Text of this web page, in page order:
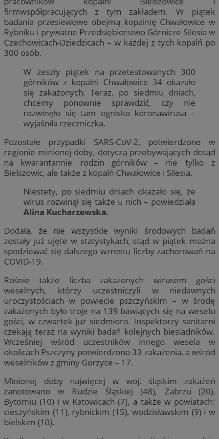
firmwspółpracujących z tym zakładem. W piątek
badania przesiewowe obejmą kopalnię Chwałowice w
Rybniku i prywatne Przedsiębiorstwo Górnicze Silesia w
Czechowicach-Dziedzicach – w każdej z tych kopalń po
300 osób.
W zeszły piątek na przetestowanych 300
górników z kopalni Chwałowice 34 okazało
się zakażonych. Teraz, po siedmiu dniach,
chcemy ponownie sprawdzić, czy nie
rozwinęło się tam ognisko koronawirusa –
wyjaśniła rzeczniczka.
Pozostałe przypadki SARS-CoV-2, potwierdzone w
regionie minionej doby, dotyczą przebywających dotąd
na kwarantannie rodzin górników – nie tylko z
Bielszowic, ale także z kopalń Chwałowice i Silesia.
Niestety, po siedmiu dniach okazało się, że
wirus rozwinął się także u nich – powiedziała
Alina Kucharzewska.
Dodała, że nie wszystkie wyniki środowych badań
zostały już ujęte w statystykach, stąd w piątek można
spodziewać się dalszego wzrostu liczby zachorowań na
COVID-19.
Rośnie także liczba zakażonych wirusem gości
weselnych, którzy uczestniczyli w niedawnych
uroczystościach w powiecie pszczyńskim – w środę
zakażonych było troje na 139 bawiących się na weselu
gości, w czwartek już siedmioro. Inspektorzy sanitarni
czekają teraz na wyniki badań kolejnych biesiadników.
Wcześniej wśród uczestników innego wesela w
okolicach Pszczyny potwierdzono 33 zakażenia, a wśród
weselników z gminy Gorzyce – 17.
Minionej doby najwięcej w woj. śląskim zakażeń
zanotowano w Rudzie Śląskiej (48), Zabrzu (20),
Bytomiu (10) i w Katowicach (7), a także w powiatach:
cieszyńskim (11), rybnickim (15), wodzisławskim (9) i w
bielskim (10).